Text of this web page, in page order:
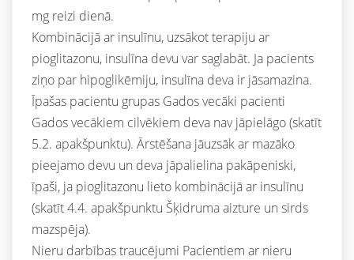
mg reizi dienā.
Kombinācijā ar insulīnu, uzsākot terapiju ar
pioglitazonu, insulīna devu var saglabāt. Ja pacients
ziņo par hipoglikēmiju, insulīna deva ir jāsamazina.
Īpašas pacientu grupas Gados vecāki pacienti
Gados vecākiem cilvēkiem deva nav jāpielāgo (skatīt
5.2. apakšpunktu). Ārstēšana jāuzsāk ar mazāko
pieejamo devu un deva jāpalielina pakāpeniski,
īpaši, ja pioglitazonu lieto kombinācijā ar insulīnu
(skatīt 4.4. apakšpunktu Šķidruma aizture un sirds
mazspēja).
Nieru darbības traucējumi Pacientiem ar nieru